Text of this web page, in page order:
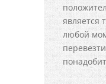
является
любой